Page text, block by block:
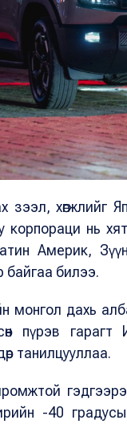
хөгжлийг
корпораци нь
Америк,
байгаа билээ.
монгол дахь
пүрэв
танилцууллаа.
-40